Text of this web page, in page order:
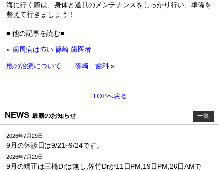
海に行く際は、身体と道具のメンテナンスをしっかり行い、準備を
整えて行きましょう！
■ 他の記事を読む■
«歯周病は怖い 篠崎 歯医者
根の治療について 篠崎 歯科 »
TOPへ戻る
NEWS 最新のお知らせ 一覧
2026年7月29日
9月の休診日は9/21~9/24です。
2026年7月29日
9月の矯正は三橋Drは無し,佐竹Drが11日PM,19日PM,26日AMで